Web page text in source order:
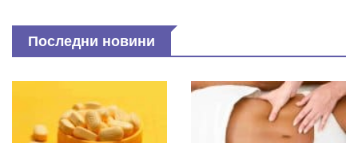
Последни новини